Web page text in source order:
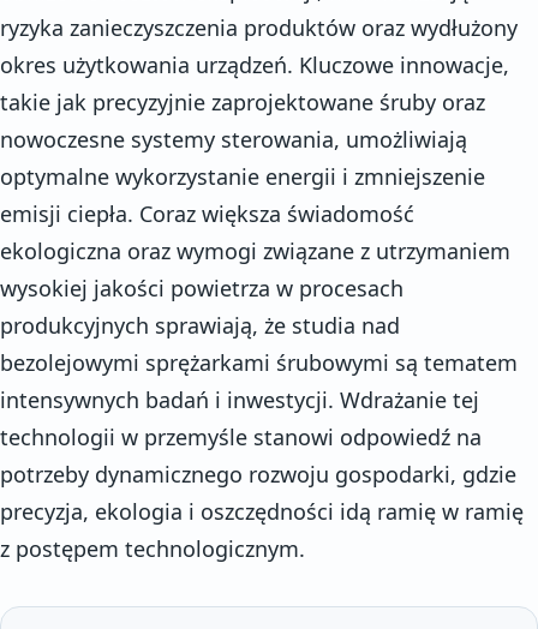
ryzyka zanieczyszczenia produktów oraz wydłużony
okres użytkowania urządzeń. Kluczowe innowacje,
takie jak precyzyjnie zaprojektowane śruby oraz
nowoczesne systemy sterowania, umożliwiają
optymalne wykorzystanie energii i zmniejszenie
emisji ciepła. Coraz większa świadomość
ekologiczna oraz wymogi związane z utrzymaniem
wysokiej jakości powietrza w procesach
produkcyjnych sprawiają, że studia nad
bezolejowymi sprężarkami śrubowymi są tematem
intensywnych badań i inwestycji. Wdrażanie tej
technologii w przemyśle stanowi odpowiedź na
potrzeby dynamicznego rozwoju gospodarki, gdzie
precyzja, ekologia i oszczędności idą ramię w ramię
z postępem technologicznym.